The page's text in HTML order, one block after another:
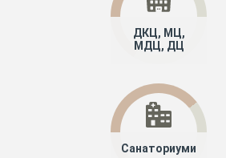
ДКЦ, МЦ,
МДЦ, ДЦ
Санаториуми